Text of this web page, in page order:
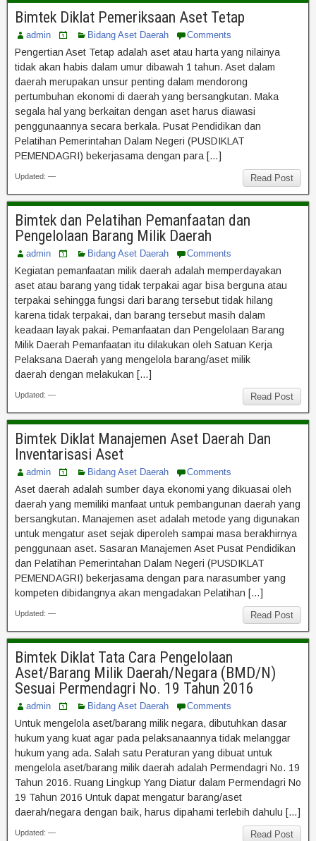
Bimtek Diklat Pemeriksaan Aset Tetap
admin Bidang Aset Daerah Comments
Pengertian Aset Tetap adalah aset atau harta yang nilainya
tidak akan habis dalam umur dibawah 1 tahun. Aset dalam
daerah merupakan unsur penting dalam mendorong
pertumbuhan ekonomi di daerah yang bersangkutan. Maka
segala hal yang berkaitan dengan aset harus diawasi
penggunaannya secara berkala. Pusat Pendidikan dan
Pelatihan Pemerintahan Dalam Negeri (PUSDIKLAT
PEMENDAGRI) bekerjasama dengan para […]
Read Post
Updated: —
Bimtek dan Pelatihan Pemanfaatan dan
Pengelolaan Barang Milik Daerah
admin Bidang Aset Daerah Comments
Kegiatan pemanfaatan milik daerah adalah memperdayakan
aset atau barang yang tidak terpakai agar bisa berguna atau
terpakai sehingga fungsi dari barang tersebut tidak hilang
karena tidak terpakai, dan barang tersebut masih dalam
keadaan layak pakai. Pemanfaatan dan Pengelolaan Barang
Milik Daerah Pemanfaatan itu dilakukan oleh Satuan Kerja
Pelaksana Daerah yang mengelola barang/aset milik
daerah dengan melakukan […]
Read Post
Updated: —
Bimtek Diklat Manajemen Aset Daerah Dan
Inventarisasi Aset
admin Bidang Aset Daerah Comments
Aset daerah adalah sumber daya ekonomi yang dikuasai oleh
daerah yang memiliki manfaat untuk pembangunan daerah yang
bersangkutan. Manajemen aset adalah metode yang digunakan
untuk mengatur aset sejak diperoleh sampai masa berakhirnya
penggunaan aset. Sasaran Manajemen Aset Pusat Pendidikan
dan Pelatihan Pemerintahan Dalam Negeri (PUSDIKLAT
PEMENDAGRI) bekerjasama dengan para narasumber yang
kompeten dibidangnya akan mengadakan Pelatihan […]
Read Post
Updated: —
Bimtek Diklat Tata Cara Pengelolaan
Aset/Barang Milik Daerah/Negara (BMD/N)
Sesuai Permendagri No. 19 Tahun 2016
admin Bidang Aset Daerah Comments
Untuk mengelola aset/barang milik negara, dibutuhkan dasar
hukum yang kuat agar pada pelaksanaannya tidak melanggar
hukum yang ada. Salah satu Peraturan yang dibuat untuk
mengelola aset/barang milik daerah adalah Permendagri No. 19
Tahun 2016. Ruang Lingkup Yang Diatur dalam Permendagri No
19 Tahun 2016 Untuk dapat mengatur barang/aset
daerah/negara dengan baik, harus dipahami terlebih dahulu […]
Read Post
Updated: —